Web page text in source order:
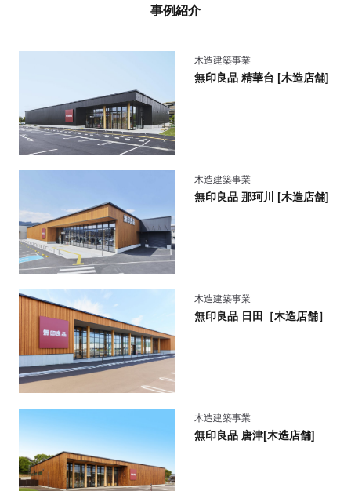
事例紹介
木造建築事業
無印良品 精華台 [木造店舗]
木造建築事業
無印良品 那珂川 [木造店舗]
木造建築事業
無印良品 日田［木造店舗］
木造建築事業
無印良品 唐津[木造店舗]